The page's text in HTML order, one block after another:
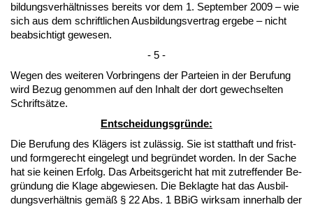
bil­dungs­verhält­nis­ses be­reits vor dem 1. Sep­tem­ber 2009 – wie
sich aus dem schrift­li­chen Aus­bil­dungs­ver­trag er­ge­be – nicht
be­ab­sich­tigt ge­we­sen.
- 5 -
We­gen des wei­te­ren Vor­brin­gens der Par­tei­en in der Be­ru­fung
wird Be­zug ge­nom­men auf den In­halt der dort ge­wech­sel­ten
Schriftsätze.
Ent­schei­dungs­gründe:
Die Be­ru­fung des Klägers ist zulässig. Sie ist statt­haft und frist-
und form­ge­recht ein­ge­legt und be­gründet wor­den. In der Sa­che
hat sie kei­nen Er­folg. Das Ar­beits­ge­richt hat mit zu­tref­fen­der Be­
gründung die Kla­ge ab­ge­wie­sen. Die Be­klag­te hat das Aus­bil­
dungs­verhält­nis gemäß § 22 Abs. 1 BBiG wirk­sam in­ner­halb der